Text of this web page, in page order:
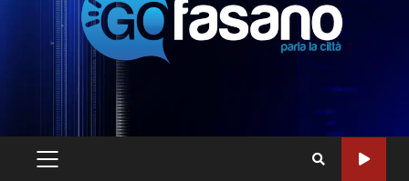
PRIMARY